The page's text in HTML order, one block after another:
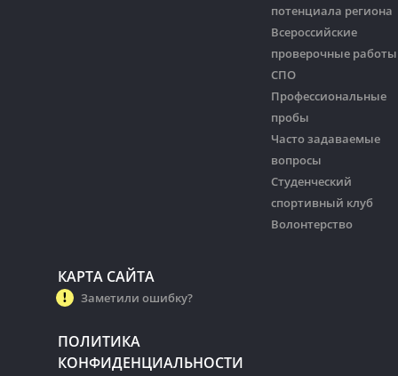
потенциала региона
Всероссийские
проверочные работы
СПО
Профессиональные
пробы
Часто задаваемые
вопросы
Студенческий
спортивный клуб
Волонтерство
КАРТА САЙТА
Заметили ошибку?
ПОЛИТИКА
КОНФИДЕНЦИАЛЬНОСТИ